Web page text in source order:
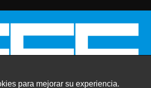
para mejorar su experiencia.